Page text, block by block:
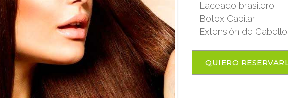
– Laceado brasilero
– Botox Capilar
– Extensión de
QUIERO